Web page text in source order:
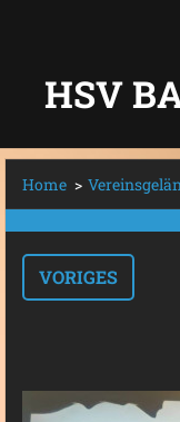
HSV
Home >
VORIGES